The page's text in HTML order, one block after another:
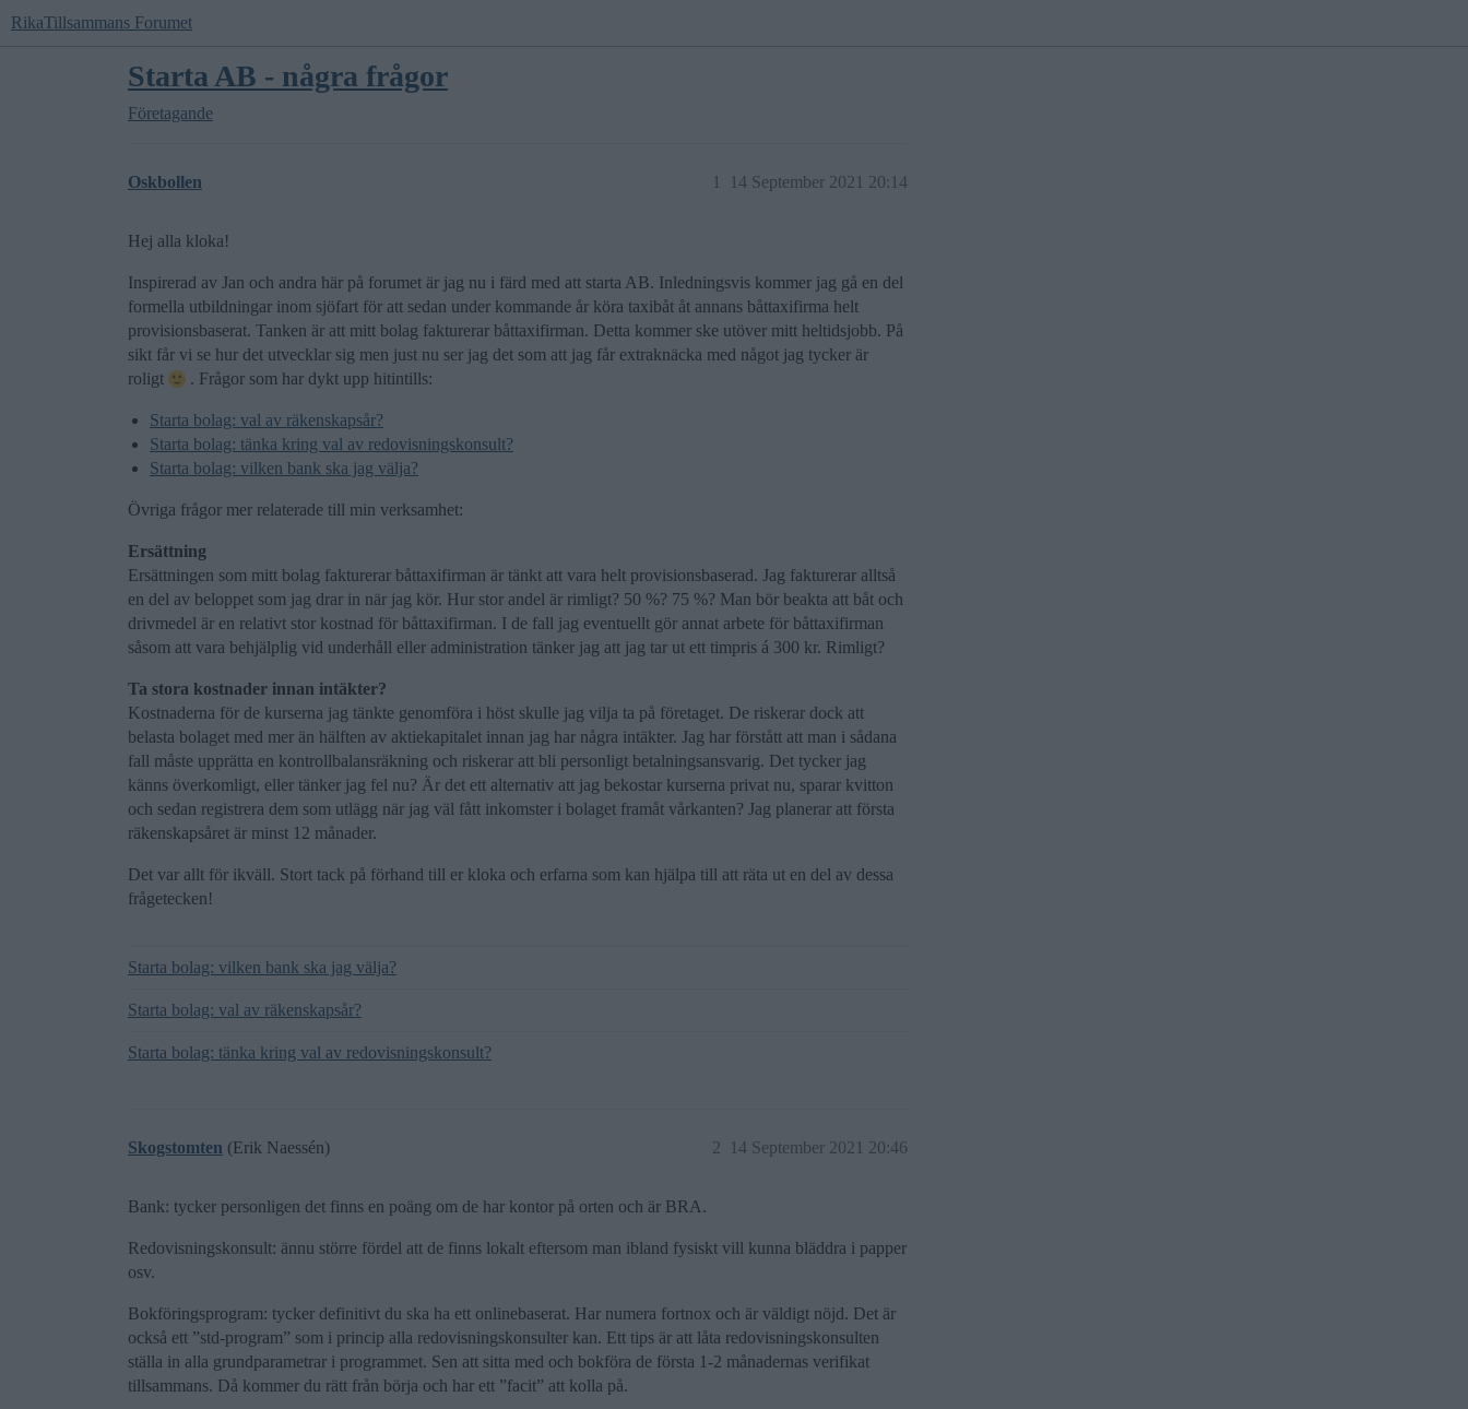
RikaTillsammans Forumet
Starta AB - några frågor
Företagande
Oskbollen 14 September 2021 20:14
1
Hej alla kloka!
Inspirerad av Jan och andra här på forumet är jag nu i färd med att starta AB. Inledningsvis kommer jag gå en del
formella utbildningar inom sjöfart för att sedan under kommande år köra taxibåt åt annans båttaxifirma helt
provisionsbaserat. Tanken är att mitt bolag fakturerar båttaxifirman. Detta kommer ske utöver mitt heltidsjobb. På
sikt får vi se hur det utvecklar sig men just nu ser jag det som att jag får extraknäcka med något jag tycker är
roligt
. Frågor som har dykt upp hitintills:
Starta bolag: val av räkenskapsår?
Starta bolag: tänka kring val av redovisningskonsult?
Starta bolag: vilken bank ska jag välja?
Övriga frågor mer relaterade till min verksamhet:
Ersättning
Ersättningen som mitt bolag fakturerar båttaxifirman är tänkt att vara helt provisionsbaserad. Jag fakturerar alltså
en del av beloppet som jag drar in när jag kör. Hur stor andel är rimligt? 50 %? 75 %? Man bör beakta att båt och
drivmedel är en relativt stor kostnad för båttaxifirman. I de fall jag eventuellt gör annat arbete för båttaxifirman
såsom att vara behjälplig vid underhåll eller administration tänker jag att jag tar ut ett timpris á 300 kr. Rimligt?
Ta stora kostnader innan intäkter?
Kostnaderna för de kurserna jag tänkte genomföra i höst skulle jag vilja ta på företaget. De riskerar dock att
belasta bolaget med mer än hälften av aktiekapitalet innan jag har några intäkter. Jag har förstått att man i sådana
fall måste upprätta en kontrollbalansräkning och riskerar att bli personligt betalningsansvarig. Det tycker jag
känns överkomligt, eller tänker jag fel nu? Är det ett alternativ att jag bekostar kurserna privat nu, sparar kvitton
och sedan registrera dem som utlägg när jag väl fått inkomster i bolaget framåt vårkanten? Jag planerar att första
räkenskapsåret är minst 12 månader.
Det var allt för ikväll. Stort tack på förhand till er kloka och erfarna som kan hjälpa till att räta ut en del av dessa
frågetecken!
Starta bolag: vilken bank ska jag välja?
Starta bolag: val av räkenskapsår?
Starta bolag: tänka kring val av redovisningskonsult?
Skogstomten (Erik Naessén) 14 September 2021 20:46
2
Bank: tycker personligen det finns en poäng om de har kontor på orten och är BRA.
Redovisningskonsult: ännu större fördel att de finns lokalt eftersom man ibland fysiskt vill kunna bläddra i papper
osv.
Bokföringsprogram: tycker definitivt du ska ha ett onlinebaserat. Har numera fortnox och är väldigt nöjd. Det är
också ett ”std-program” som i princip alla redovisningskonsulter kan. Ett tips är att låta redovisningskonsulten
ställa in alla grundparametrar i programmet. Sen att sitta med och bokföra de första 1-2 månadernas verifikat
tillsammans. Då kommer du rätt från börja och har ett ”facit” att kolla på.